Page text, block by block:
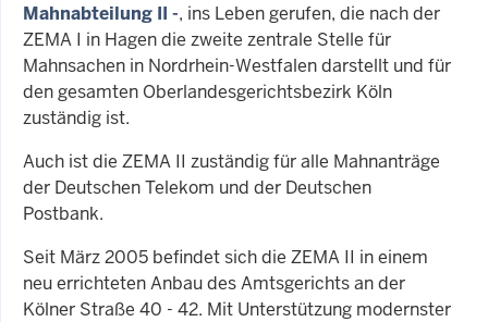
Mahnabteilung II -, ins Leben gerufen, die nach der
ZEMA I in Hagen die zweite zentrale Stelle für
Mahnsachen in Nordrhein-Westfalen darstellt und für
den gesamten Oberlandesgerichtsbezirk Köln
zuständig ist.
Auch ist die ZEMA II zuständig für alle Mahnanträge
der Deutschen Telekom und der Deutschen
Postbank.
Seit März 2005 befindet sich die ZEMA II in einem
neu errichteten Anbau des Amtsgerichts an der
Kölner Straße 40 - 42. Mit Unterstützung modernster